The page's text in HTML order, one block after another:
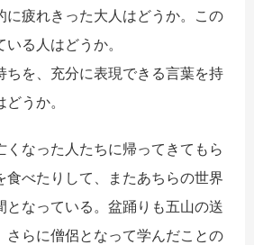
疲れきった大人はどうか。この
る人はどうか。
を、充分に表現できる言葉を持
うか。
なった人たちに帰ってきてもら
食べたりして、またあちらの世界
となっている。盆踊りも五山の送
さらに僧侶となって学んだことの